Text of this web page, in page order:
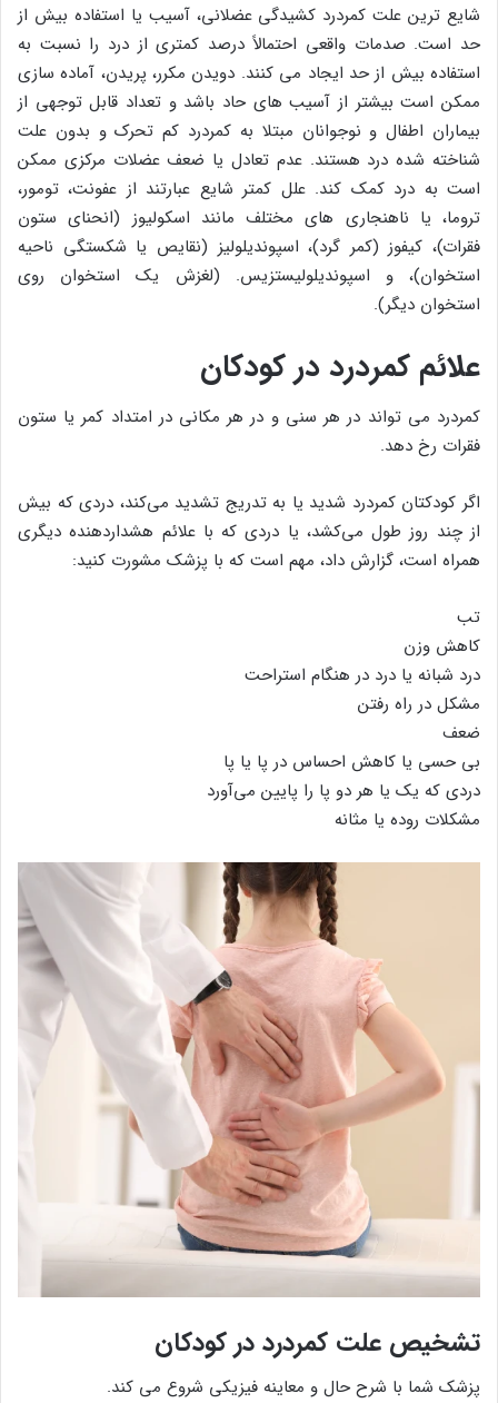
شایع ترین علت کمردرد کشیدگی عضلانی، آسیب یا استفاده بیش از
حد است. صدمات واقعی احتمالاً درصد کمتری از درد را نسبت به
استفاده بیش از حد ایجاد می کنند. دویدن مکرر، پریدن، آماده سازی
ممکن است بیشتر از آسیب های حاد باشد و تعداد قابل توجهی از
بیماران اطفال و نوجوانان مبتلا به کمردرد کم تحرک و بدون علت
شناخته شده درد هستند. عدم تعادل یا ضعف عضلات مرکزی ممکن
است به درد کمک کند. علل کمتر شایع عبارتند از عفونت، تومور،
تروما، یا ناهنجاری های مختلف مانند اسکولیوز (انحنای ستون
فقرات)، کیفوز (کمر گرد)، اسپوندیلولیز (نقایص یا شکستگی ناحیه
استخوان)، و اسپوندیلولیستزیس. (لغزش یک استخوان روی
استخوان دیگر).
علائم کمردرد در کودکان
کمردرد می تواند در هر سنی و در هر مکانی در امتداد کمر یا ستون
فقرات رخ دهد.
اگر کودکتان کمردرد شدید یا به تدریج تشدید می‌کند، دردی که بیش
از چند روز طول می‌کشد، یا دردی که با علائم هشداردهنده دیگری
همراه است، گزارش داد، مهم است که با پزشک مشورت کنید:
تب
کاهش وزن
درد شبانه یا درد در هنگام استراحت
مشکل در راه رفتن
ضعف
بی حسی یا کاهش احساس در پا یا پا
دردی که یک یا هر دو پا را پایین می‌آورد
مشکلات روده یا مثانه
تشخیص علت کمردرد در کودکان
پزشک شما با شرح حال و معاینه فیزیکی شروع می کند.